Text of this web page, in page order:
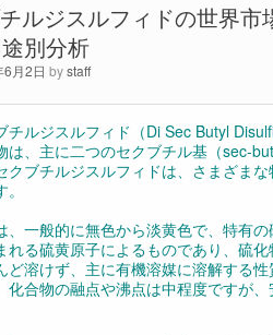
ルジスルフィドの世界
別分析
月2日 bystaff
チルジスルフィド（Di Sec Butyl
は、主に二つのセクブチル基（sec-
クブチルジスルフィドは、さまざま
、一般的に無色から淡黄色で、特有
れる硫黄原子によるものであり、硫
ど溶けず、主に有機溶媒に溶解する
化合物の融点や沸点は中程度ですが